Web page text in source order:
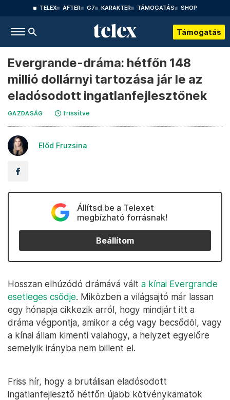
TELEX AFTER G7 KARAKTER TÁMOGATÁS SHOP
Támogatás
Evergrande-dráma: hétfőn 148
millió dollárnyi tartozása jár le az
eladósodott ingatlanfejlesztőnek
GAZDASÁG frissítve
Előd Fruzsina
Állítsd be a Telexet
megbízható forrásnak!
Beállítom
Hosszan elhúzódó drámává vált a kínai Evergrande
esetleges csődje. Miközben a világsajtó már lassan
egy hónapja cikkezik arról, hogy mindjárt itt a
dráma végpontja, amikor a cég vagy becsődöl, vagy
a kínai állam kimenti valahogy, a helyzet egyelőre
semelyik irányba nem billent el.
Friss hír, hogy a brutálisan eladósodott
ingatlanfejlesztő hétfőn újabb kötvénykamatok